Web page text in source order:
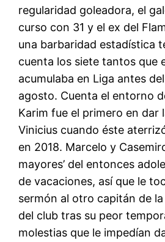
regularidad goleadora, el
curso con 31 y el ex del
una barbaridad estadística
cuenta los siete tantos que
acumulaba en Liga antes
agosto. Cuenta el entorno
Karim fue el primero en dar
Vinicius cuando éste
en 2018. Marcelo y
mayores’ del entonces
de vacaciones, así que le
sermón al otro capitán de
del club tras su peor
molestias que le impedían